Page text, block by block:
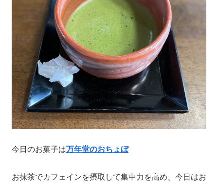
今日のお菓子は万年堂のおちょぼ
お抹茶でカフェインを摂取して集中力を高め、今日はお